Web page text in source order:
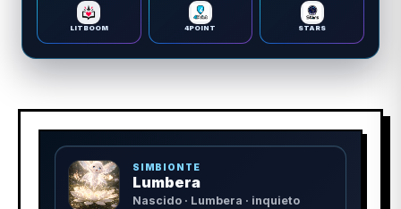
LITBOOM 4POINT STARS
SIMBIONTE
Lumbera
Nascido · Lumbera · inquieto